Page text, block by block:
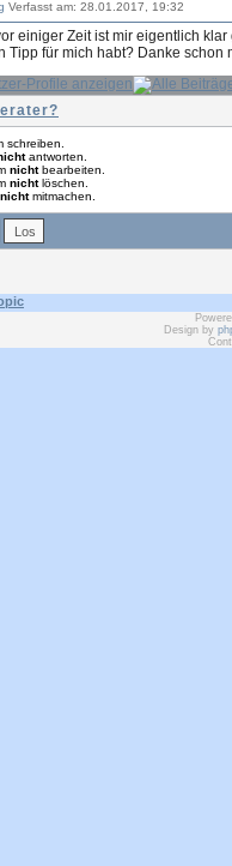
Verfasst am: 28.01.2017, 19:32
einiger Zeit ist mir eigentlich
Tipp für mich habt? Danke schon
schreiben.
antworten.
nichtbearbeiten.
nichtlöschen.
nichtmitmachen.
Design by